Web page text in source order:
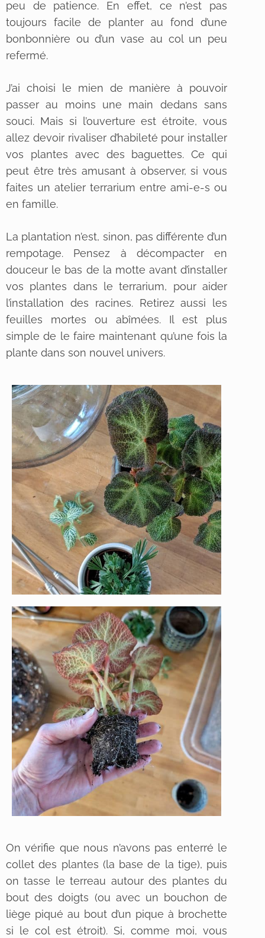
peu de patience. En effet, ce n’est pas
toujours facile de planter au fond d’une
bonbonnière ou d’un vase au col un peu
refermé.
J’ai choisi le mien de manière à pouvoir
passer au moins une main dedans sans
souci. Mais si l’ouverture est étroite, vous
allez devoir rivaliser d’habileté pour installer
vos plantes avec des baguettes. Ce qui
peut être très amusant à observer, si vous
faites un atelier terrarium entre ami-e-s ou
en famille.
La plantation n’est, sinon, pas différente d’un
rempotage. Pensez à décompacter en
douceur le bas de la motte avant d’installer
vos plantes dans le terrarium, pour aider
l’installation des racines. Retirez aussi les
feuilles mortes ou abîmées. Il est plus
simple de le faire maintenant qu’une fois la
plante dans son nouvel univers.
On vérifie que nous n’avons pas enterré le
collet des plantes (la base de la tige), puis
on tasse le terreau autour des plantes du
bout des doigts (ou avec un bouchon de
liège piqué au bout d’un pique à brochette
si le col est étroit). Si, comme moi, vous